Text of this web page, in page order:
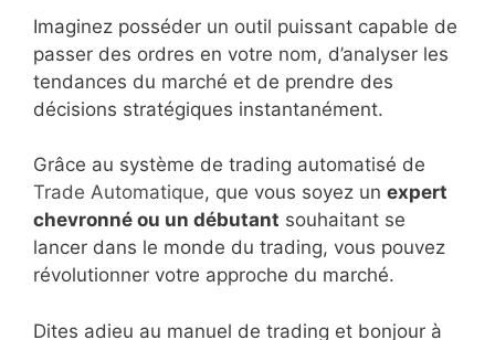
Imaginez posséder un outil puissant capable de
passer des ordres en votre nom, d’analyser les
tendances du marché et de prendre des
décisions stratégiques instantanément.
Grâce au système de trading automatisé de
Trade Automatique, que vous soyez un expert
chevronné ou un débutant souhaitant se
lancer dans le monde du trading, vous pouvez
révolutionner votre approche du marché.
Dites adieu au manuel de trading et bonjour à